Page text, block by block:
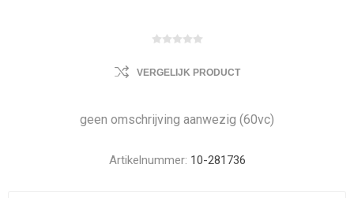
VERGELIJK PRODUCT
geen omschrijving aanwezig (60vc)
Artikelnummer: 10-281736